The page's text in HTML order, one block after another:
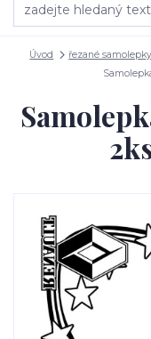
Úvod řezané samolepky